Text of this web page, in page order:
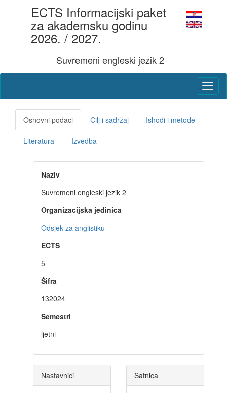
ECTS Informacijski paket
za akademsku godinu
2026. / 2027.
Suvremeni engleski jezik 2
Osnovni podaci Cilj i sadržaj Ishodi i metode
Literatura Izvedba
Naziv
Suvremeni engleski jezik 2
Organizacijska jedinica
Odsjek za anglistiku
ECTS
5
Šifra
132024
Semestri
ljetni
Nastavnici Satnica